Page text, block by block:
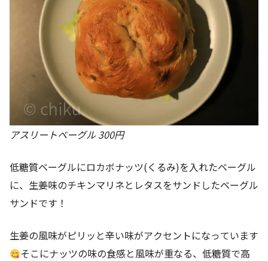
アスリートベーグル 300円
低糖質ベーグルにロカボナッツ(くるみ)を入れたベーグル
に、生姜味のチキンマリネとレタスをサンドしたベーグル
サンドです！
生姜の風味がピリッと辛い味がアクセントになっています
そこにナッツの味の食感と風味が重なる、低糖質で高